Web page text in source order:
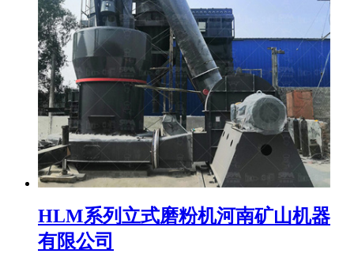
HLM系列立式磨粉机河南矿山机器
有限公司